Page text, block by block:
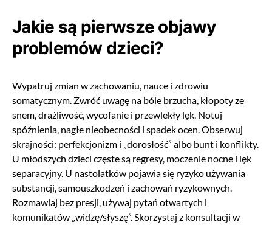
Jakie są pierwsze objawy
problemów dzieci?
Wypatruj zmian w zachowaniu, nauce i zdrowiu
somatycznym. Zwróć uwagę na bóle brzucha, kłopoty ze
snem, drażliwość, wycofanie i przewlekły lęk. Notuj
spóźnienia, nagłe nieobecności i spadek ocen. Obserwuj
skrajności: perfekcjonizm i „dorosłość” albo bunt i konflikty.
U młodszych dzieci częste są regresy, moczenie nocne i lęk
separacyjny. U nastolatków pojawia się ryzyko używania
substancji, samouszkodzeń i zachowań ryzykownych.
Rozmawiaj bez presji, używaj pytań otwartych i
komunikatów „widzę/słyszę”. Skorzystaj z konsultacji w